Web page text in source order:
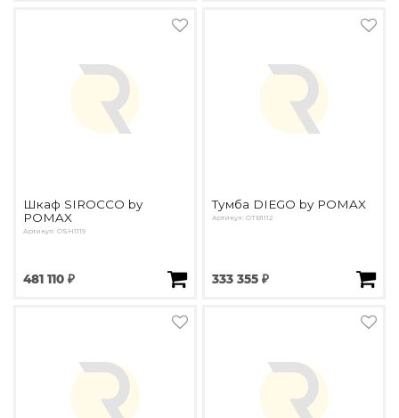
Шкаф SIROCCO by
POMAX
Артикул: OSH1119
481 110 ₽
Тумба DIEGO by POMAX
Артикул: OTB1112
333 355 ₽